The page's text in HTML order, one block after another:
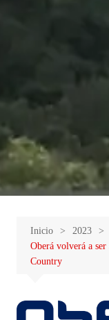
Inicio 2023
Oberá volverá a ser
Country